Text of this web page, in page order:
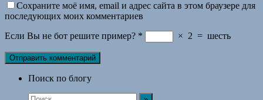
Сохраните моё имя, email и адрес сайта в этом браузере для
последующих моих комментариев
Если Вы не бот решите пример? * × 2 = шесть
Поиск по блогу